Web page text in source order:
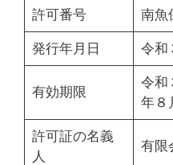
許可番号 南魚
発行年月日 令和
有効期限
令和
年８
許可証の名義
人
有限